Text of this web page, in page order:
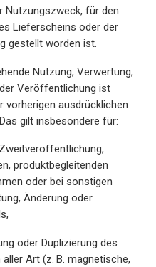
für den
Lieferscheins oder der
gestellt worden ist.
Nutzung, Verwertung,
Veröffentlichung ist
vorherigen ausdrücklichen
gilt insbesondere für:
produktbegleitenden
oder bei sonstigen
Änderung oder
oder Duplizierung des
Art (z. B. magnetische,